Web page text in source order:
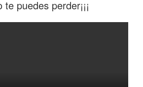
te puedes perder¡¡¡